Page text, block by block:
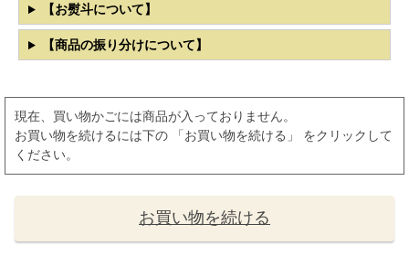
【お熨斗について】
【商品の振り分けについて】
現在、買い物かごには商品が入っておりません。
お買い物を続けるには下の 「お買い物を続ける」 をクリックして
ください。
お買い物を続ける